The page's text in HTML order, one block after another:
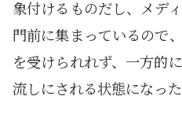
象付けるものだし、メデ
門前に集まっているので
を受けられれず、一方的
流しにされる状態になった